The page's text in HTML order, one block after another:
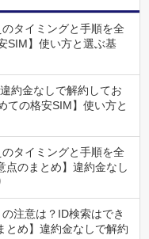
タイミングと手順を全
SIM】使い方と選ぶ基
約金なしで解約してお
ての格安SIM】使い方と
タイミングと手順を全
点のまとめ】違約金なし
注意は？ID検索はでき
とめ】違約金なしで解約